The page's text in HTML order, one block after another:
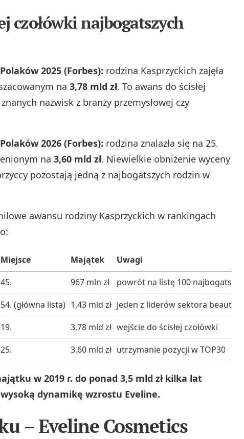
czołówki najbogatszych
2025 (Forbes): rodzina Kasprzyckich zajęła
na 3,78 mld zł. To awans do ścisłej
nazwisk z branży przemysłowej czy
2026 (Forbes): rodzina znalazła się na 25.
na 3,60 mld zł. Niewielkie obniżenie wyceny
pozostają jedną z najbogatszych rodzin w
awansu rodziny Kasprzyckich w rankingach
Miejsce Majątek
Uwagi
45. 967 mln zł
powrót na listę 100 najbogatszych
54. (główna lista) 1,43 mld zł jeden z liderów sektora beauty
19. 3,78 mld zł wejście do ścisłej czołówki
25. 3,60 mld zł utrzymanie pozycji w TOP30
w 2019 r. do ponad 3,5 mld zł kilka lat
dynamikę wzrostu Eveline.
– Eveline Cosmetics